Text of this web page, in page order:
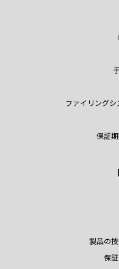
ファイリング
保証
製品の
保